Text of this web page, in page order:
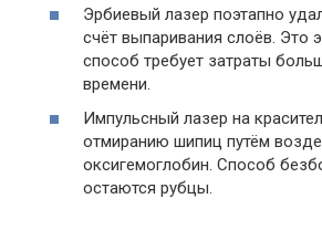
Эрбиевый лазер поэтапно
счёт выпаривания слоёв. Это
способ требует затраты
времени.
Импульсный лазер на
отмиранию шипиц путём
оксигемоглобин. Способ
остаются рубцы.